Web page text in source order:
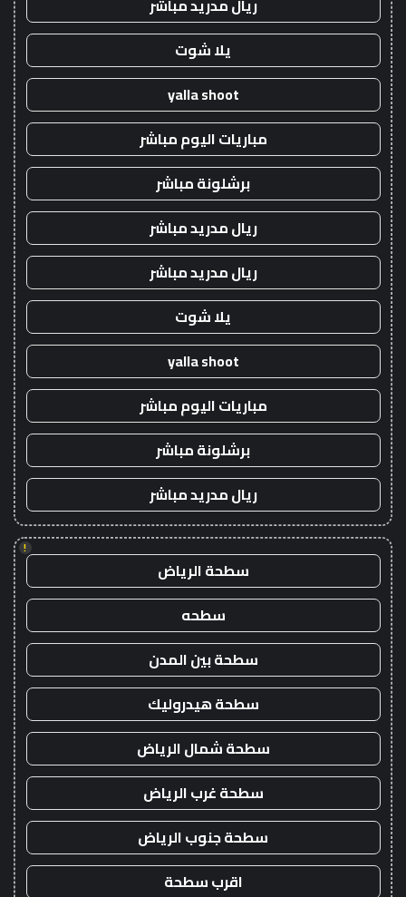
ريال مدريد مباشر
يلا شوت
yalla shoot
مباريات اليوم مباشر
برشلونة مباشر
ريال مدريد مباشر
ريال مدريد مباشر
يلا شوت
yalla shoot
مباريات اليوم مباشر
برشلونة مباشر
ريال مدريد مباشر
!
سطحة الرياض
سطحه
سطحة بين المدن
سطحة هيدروليك
سطحة شمال الرياض
سطحة غرب الرياض
سطحة جنوب الرياض
اقرب سطحة